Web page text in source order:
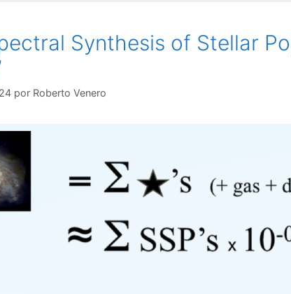
Synthesis of Stellar
por Roberto Venero